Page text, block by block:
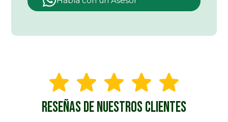
RESEÑAS DE NUESTROS CLIENTES